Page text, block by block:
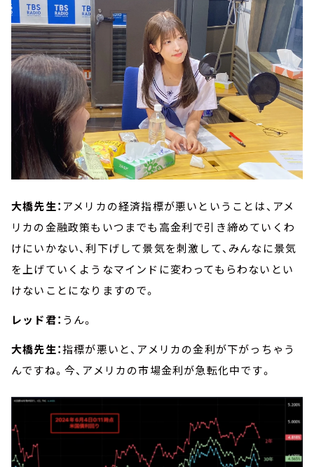
大橋先生： アメリカの経済指標が悪いということは、アメ
リカの金融政策もいつまでも高金利で引き締めていくわ
けにいかない、利下げして景気を刺激して、みんなに景気
を上げていくようなマインドに変わってもらわないとい
けないことになりますので。
レッド君： うん。
大橋先生：指標が悪いと、アメリカの金利が下がっちゃう
んですね。今、アメリカの市場金利が急転化中です。